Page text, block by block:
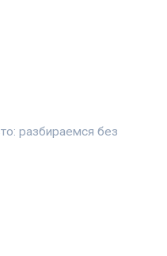
разбираемся без